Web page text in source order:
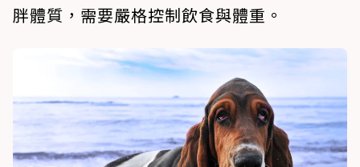
胖體質，需要嚴格控制飲食與體重。